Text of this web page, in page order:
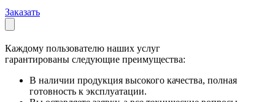
Заказать
Каждому пользователю наших услуг
гарантированы следующие преимущества:
В наличии продукция высокого качества, полная
готовность к эксплуатации.